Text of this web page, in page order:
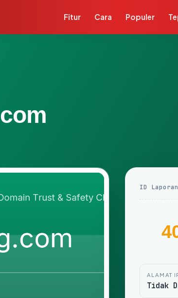
Fitur Cara Populer
ID
ALAMAT
Tidak